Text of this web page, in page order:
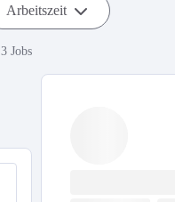
Arbeitszeit
3 Jobs